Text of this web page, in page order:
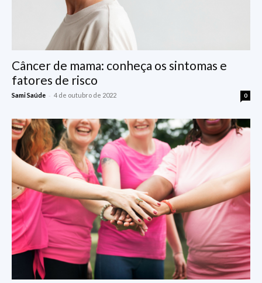
Câncer de mama: conheça os sintomas e
fatores de risco
Sami Saúde - 4 de outubro de 2022 0